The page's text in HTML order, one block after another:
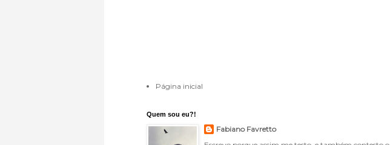
Página inicial
Quem sou eu?!
Fabiano Favretto